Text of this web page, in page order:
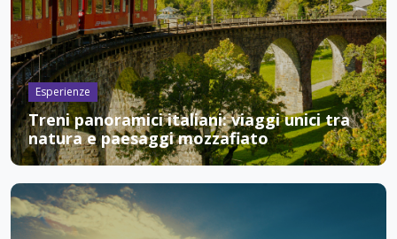
Esperienze
Treni panoramici italiani: viaggi unici tra
natura e paesaggi mozzafiato